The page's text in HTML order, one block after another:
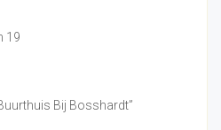
19
Bij Bosshardt”